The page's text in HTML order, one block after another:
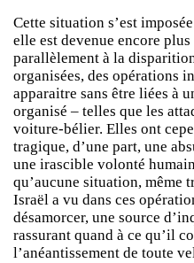
Cette situation s’est
elle est devenue encore
parallèlement à la
organisées, des opérations
apparaitre sans être liées à
organisé – telles que les
voiture-bélier. Elles ont
tragique, d’une part, une
une irascible volonté
qu’aucune situation, même
Israël a vu dans ces
désamorcer, une source
rassurant quand à ce qu’il
l’anéantissement de toute